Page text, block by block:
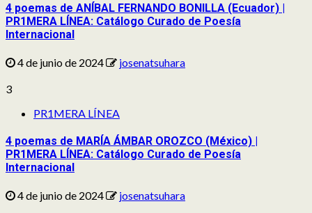
4 poemas de ANÍBAL FERNANDO BONILLA (Ecuador) |
PR1MERA LÍNEA: Catálogo Curado de Poesía
Internacional
4 de junio de 2024
josenatsuhara
3
PR1MERA LÍNEA
4 poemas de MARÍA ÁMBAR OROZCO (México) |
PR1MERA LÍNEA: Catálogo Curado de Poesía
Internacional
4 de junio de 2024
josenatsuhara